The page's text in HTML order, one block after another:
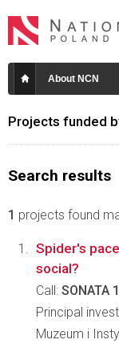
About NCN
Projects funded
Search results
1 projects found
Spider's
social?
Call: SONATA
Principal
Muzeum i